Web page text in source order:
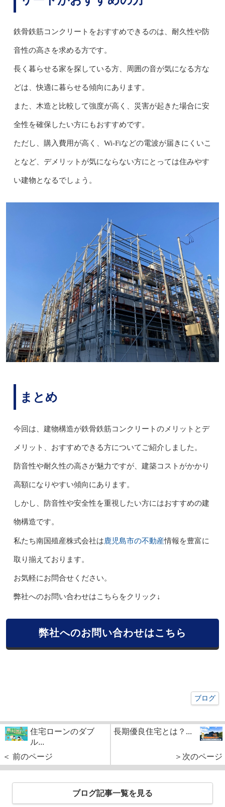
鉄骨鉄筋コンクリートをおすすめできるのは、耐久性や防
音性の高さを求める方です。
長く暮らせる家を探している方、周囲の音が気になる方な
どは、快適に暮らせる傾向にあります。
また、木造と比較して強度が高く、災害が起きた場合に安
全性を確保したい方にもおすすめです。
ただし、購入費用が高く、Wi-Fiなどの電波が届きにくいこ
となど、デメリットが気にならない方にとっては住みやす
い建物となるでしょう。
まとめ
今回は、建物構造が鉄骨鉄筋コンクリートのメリットとデ
メリット、おすすめできる方についてご紹介しました。
防音性や耐久性の高さが魅力ですが、建築コストがかかり
高額になりやすい傾向にあります。
しかし、防音性や安全性を重視したい方にはおすすめの建
物構造です。
私たち南国殖産株式会社は鹿児島市の不動産情報を豊富に
取り揃えております。
お気軽にお問合せください。
弊社へのお問い合わせはこちらをクリック↓
弊社へのお問い合わせはこちら
ブログ
住宅ローンのダブ
ル...
＜ 前のページ
長期優良住宅とは？...
＞次のページ
ブログ記事一覧を見る